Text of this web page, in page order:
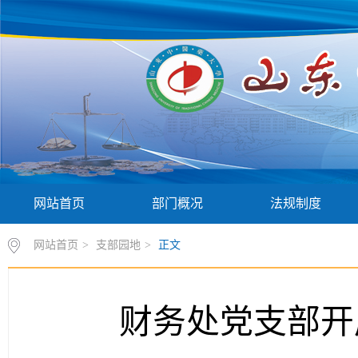
网站首页 部门概况 法规制度
网站首页 > 支部园地 > 正文
财务处党支部